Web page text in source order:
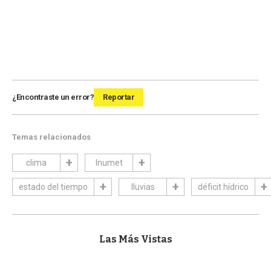
¿Encontraste un error? Reportar
Temas relacionados
clima Inumet
estado del tiempo lluvias déficit hídrico
Las Más Vistas